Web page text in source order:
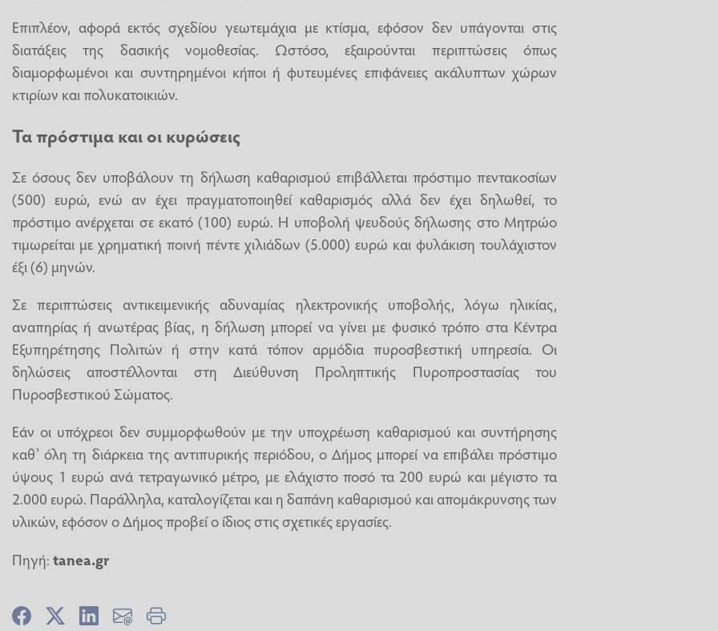
Επιπλέον, αφορά εκτός σχεδίου γεωτεμάχια με κτίσμα, εφόσον δεν υπάγονται στις
διατάξεις της δασικής νομοθεσίας. Ωστόσο, εξαιρούνται περιπτώσεις όπως
διαμορφωμένοι και συντηρημένοι κήποι ή φυτευμένες επιφάνειες ακάλυπτων χώρων
κτιρίων και πολυκατοικιών.
Τα πρόστιμα και οι κυρώσεις
Σε όσους δεν υποβάλουν τη δήλωση καθαρισμού επιβάλλεται πρόστιμο πεντακοσίων
(500) ευρώ, ενώ αν έχει πραγματοποιηθεί καθαρισμός αλλά δεν έχει δηλωθεί, το
πρόστιμο ανέρχεται σε εκατό (100) ευρώ. Η υποβολή ψευδούς δήλωσης στο Μητρώο
τιμωρείται με χρηματική ποινή πέντε χιλιάδων (5.000) ευρώ και φυλάκιση τουλάχιστον
έξι (6) μηνών.
Σε περιπτώσεις αντικειμενικής αδυναμίας ηλεκτρονικής υποβολής, λόγω ηλικίας,
αναπηρίας ή ανωτέρας βίας, η δήλωση μπορεί να γίνει με φυσικό τρόπο στα Κέντρα
Εξυπηρέτησης Πολιτών ή στην κατά τόπον αρμόδια πυροσβεστική υπηρεσία. Οι
δηλώσεις αποστέλλονται στη Διεύθυνση Προληπτικής Πυροπροστασίας του
Πυροσβεστικού Σώματος.
Εάν οι υπόχρεοι δεν συμμορφωθούν με την υποχρέωση καθαρισμού και συντήρησης
καθ’ όλη τη διάρκεια της αντιπυρικής περιόδου, ο Δήμος μπορεί να επιβάλει πρόστιμο
ύψους 1 ευρώ ανά τετραγωνικό μέτρο, με ελάχιστο ποσό τα 200 ευρώ και μέγιστο τα
2.000 ευρώ. Παράλληλα, καταλογίζεται και η δαπάνη καθαρισμού και απομάκρυνσης των
υλικών, εφόσον ο Δήμος προβεί ο ίδιος στις σχετικές εργασίες.
Πηγή:tanea.gr